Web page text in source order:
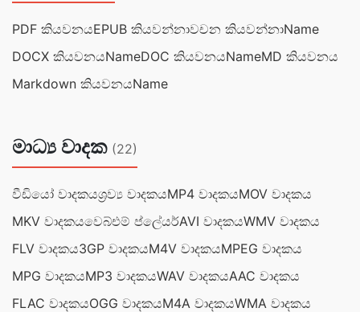
PDF කියවනයEPUB කියවන්නාවචන කියවන්නාName
DOCX කියවනයNameDOC කියවනයNameMD කියවනය
Markdown කියවනයName
මාධ්‍ය වාදක (22)
වීඩියෝ වාදකයශ්‍රව්‍ය වාදකයMP4 වාදකයMOV වාදකය
MKV වාදකයවෙබ්එම් ප්ලේයර්AVI වාදකයWMV වාදකය
FLV වාදකය3GP වාදකයM4V වාදකයMPEG වාදකය
MPG වාදකයMP3 වාදකයWAV වාදකයAAC වාදකය
FLAC වාදකයOGG වාදකයM4A වාදකයWMA වාදකය